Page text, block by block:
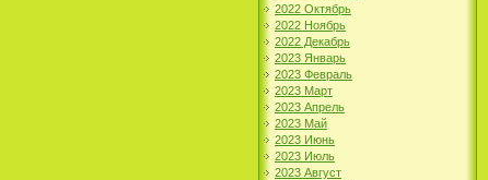
2022 Октябрь
2022 Ноябрь
2022 Декабрь
2023 Январь
2023 Февраль
2023 Март
2023 Апрель
2023 Май
2023 Июнь
2023 Июль
2023 Август